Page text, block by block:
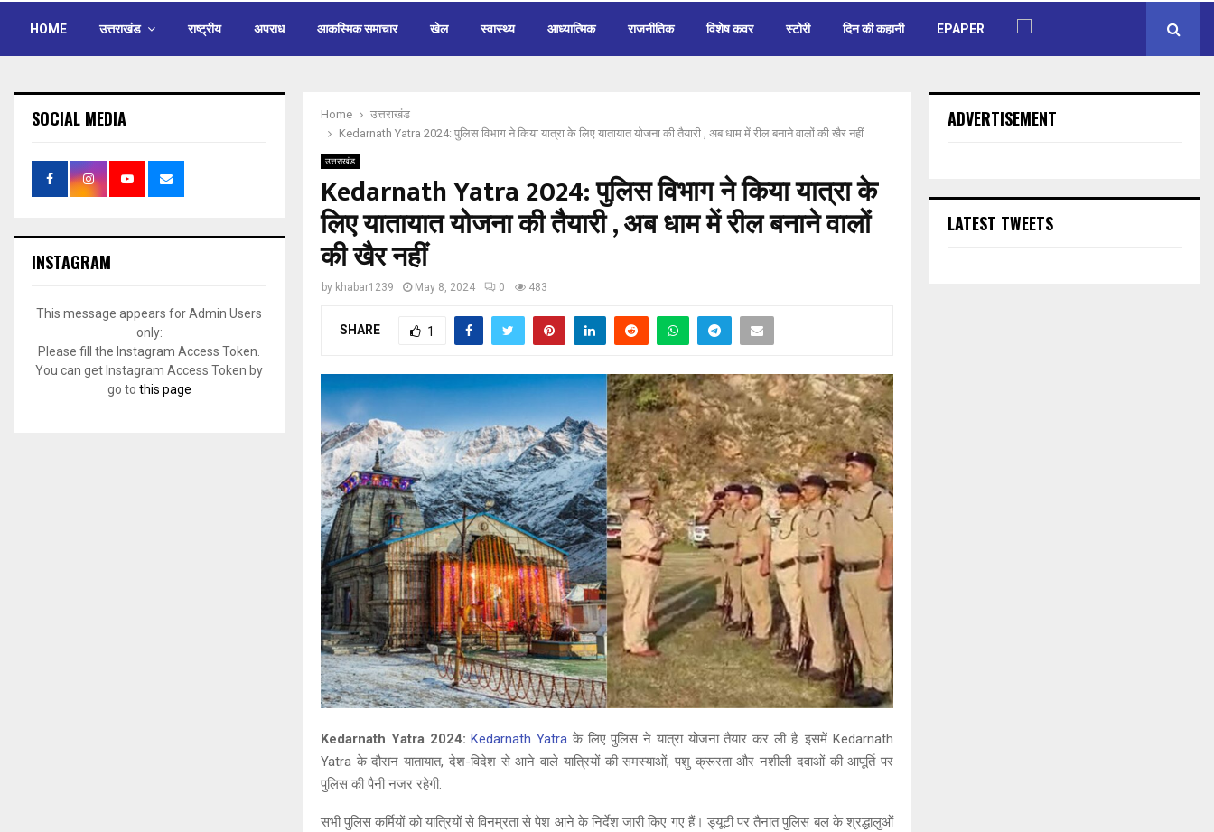
HOME उत्तराखंड राष्ट्रीय अपराध आकस्मिक समाचार खेल स्वास्थ्य आध्यात्मिक राजनीतिक विशेष कवर स्टोरी दिन की कहानी EPAPER
Home
उत्तराखंड
Kedarnath Yatra 2024: पुलिस विभाग ने किया यात्रा के लिए यातायात योजना की तैयारी , अब धाम में रील बनाने वालों की खैर नहीं
उत्तराखंड
Kedarnath Yatra 2024: पुलिस विभाग ने किया यात्रा के
लिए यातायात योजना की तैयारी , अब धाम में रील बनाने वालों
की खैर नहीं
by khabar1239 May 8, 2024 0 483
SHARE 1
Kedarnath Yatra 2024: Kedarnath Yatra के लिए पुलिस ने यात्रा योजना तैयार कर ली है. इसमें Kedarnath
Yatra के दौरान यातायात, देश-विदेश से आने वाले यात्रियों की समस्याओं, पशु क्रूरता और नशीली दवाओं की आपूर्ति पर
पुलिस की पैनी नजर रहेगी.
सभी पुलिस कर्मियों को यात्रियों से विनम्रता से पेश आने के निर्देश जारी किए गए हैं। ड्यूटी पर तैनात पुलिस बल के श्रद्धालुओं
SOCIAL MEDIA
INSTAGRAM
This message appears for Admin Users
only:
Please fill the Instagram Access Token.
You can get Instagram Access Token by
go to this page
ADVERTISEMENT
LATEST TWEETS